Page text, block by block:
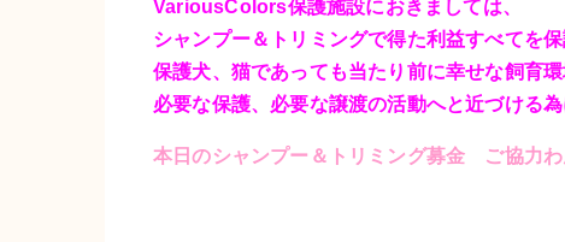
VariousColors保護施設におきましては、
シャンプー＆トリミングで得た利益すべてを保
保護犬、猫であっても当たり前に幸せな飼育環
必要な保護、必要な譲渡の活動へと近づける為
本日のシャンプー＆トリミング募金 ご協力わ